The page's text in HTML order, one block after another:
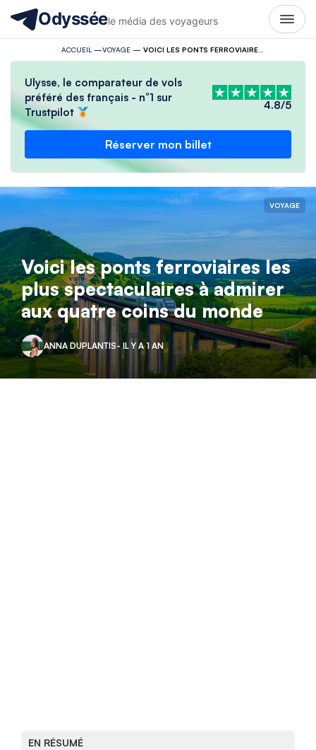
Odysséele média des voyageurs
ACCUEIL —VOYAGE— VOICI LES PONTS FERROVIAIRES LES PLUS SPECTACULAIRES À ADMIRER AUX QUATRE COINS DU MONDE
Ulysse, le comparateur de vols
préféré des français - n°1 sur
Trustpilot
4.8/5
Réserver mon billet
VOYAGE
Voici les ponts ferroviaires les
plus spectaculaires à admirer
aux quatre coins du monde
ANNA DUPLANTIS- IL Y A 1 AN
EN RÉSUMÉ